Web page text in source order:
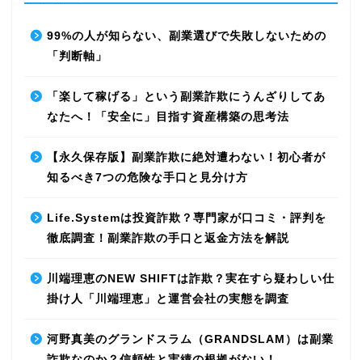
99%の人が知らない、副業選びで失敗しないための
「判断軸」
「楽して稼げる」という副業詐欺にうんざりしてあ
なたへ！「安全に」目指す資産構築の思考法
【永久保存版】副業詐欺に絶対遭わない！初心者が
知るべき7つの危険な手口と見分け方
Life.Systemは投資詐欺？専門家が口コミ・評判を
徹底調査！副業詐欺の手口と返金方法を解説
川端理恵のNEW SHIFTは詐欺？実在すら疑わしい仕
掛け人「川端理恵」と運営会社の実態を調査
河野真美のグランドスラム（GRANDSLAM）は副業